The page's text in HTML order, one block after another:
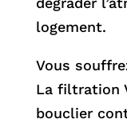
logement.
Vous
La filtration
bouclier